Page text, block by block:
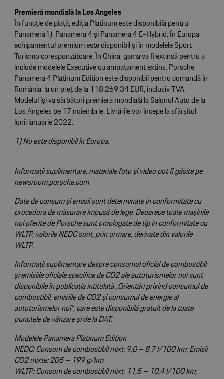
Premieră mondială la Los Angeles
În funcție de piață, ediția Platinum este disponibilă pentru
Panamera1), Panamera 4 și Panamera 4 E-Hybrid. În Europa,
echipamentul premium este disponibil și în modelele Sport
Turismo corespunzătoare. În China, gama va fi extinsă pentru a
include modelele Executive cu ampatament extins. Porsche
Panamera 4 Platinum Edition este disponibil pentru comandă în
România, la un preț de la 118.269,34 EUR, inclusiv TVA.
Modelul își va sărbători premiera mondială la Salonul Auto de la
Los Angeles pe 17 noiembrie. Livrările vor începe la sfârșitul
lunii ianuarie 2022.
1) Nu este disponibil în Europa.
Informații suplimentare, materiale foto și video pot fi găsite pe
newsroom.porsche.com
Date de consum și emisii sunt determinate în conformitate cu
procedura de măsurare impusă de lege. Deoarece toate mașinile
noi oferite de Porsche sunt omologate de tip în conformitate cu
WLTP, valorile NEDC sunt, prin urmare, derivate din valorile
WLTP.
Informații suplimentare despre consumul oficial de combustibil
și emisiile oficiale specifice de CO2 ale autoturismelor noi sunt
disponibile în publicația intitulată „Orientări privind consumul de
combustibil, emisiile de CO2 și consumul de energie al
autoturismelor noi”, care este disponibilă gratuit de la toate
punctele de vânzare și de la DAT.
Modelele Panamera Platinum Edition
NEDC: Consum de combustibil mixt: 9,0 – 8,7 l/100 km; Emisii
CO2 mixte: 205 – 199 g/km
WLTP: Consum de combustibil mixt: 11,5 – 10,4 l/100 km;